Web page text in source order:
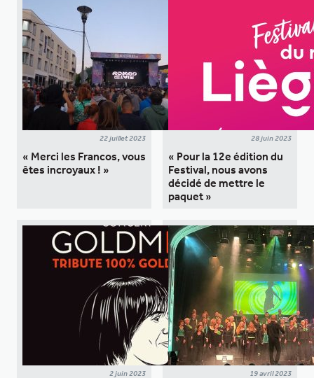
22 juillet 2023
« Merci les Francos, vous
êtes incroyaux ! »
28 juin 2023
« Pour la 12e édition du
Festival, nous avons
décidé de mettre le
paquet »
2 juin 2023 19 avril 2023